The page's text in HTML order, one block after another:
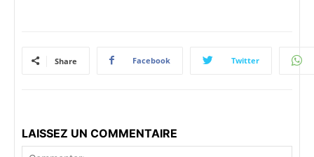
Share Facebook Twitter
LAISSEZ UN COMMENTAIRE